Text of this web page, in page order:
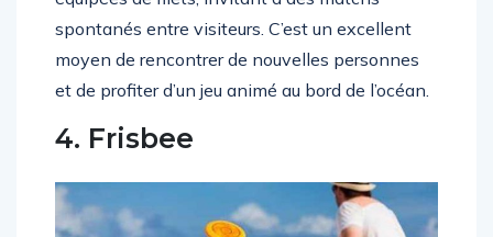
spontanés entre visiteurs. C’est un excellent
moyen de rencontrer de nouvelles personnes
et de profiter d’un jeu animé au bord de l’océan.
4. Frisbee